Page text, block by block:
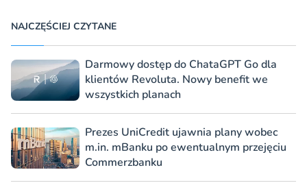
NAJCZĘŚCIEJ CZYTANE
Darmowy dostęp do ChataGPT Go dla
klientów Revoluta. Nowy benefit we
wszystkich planach
Prezes UniCredit ujawnia plany wobec
m.in. mBanku po ewentualnym przejęciu
Commerzbanku